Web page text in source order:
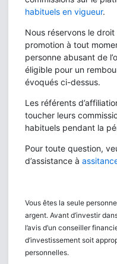
habituels en vigueur.
Nous réservons le droit
promotion à tout
personne abusant de
éligible pour un
évoqués ci-dessus.
Les référents
toucher leurs
habituels pendant la
Pour toute question,
d’assistance à
Vous êtes la seule
argent. Avant d’investir
l’avis d’un conseiller
d’investissement soit
personnelles.